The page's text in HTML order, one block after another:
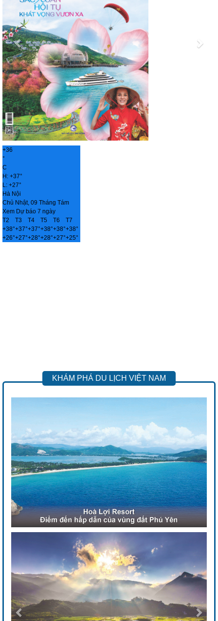
+36
°
C
H: +37°
L: +27°
Hà Nội
Chủ Nhật, 09 Tháng Tám
Xem Dự báo 7 ngày
T2
T3 T4 T5 T6
T7
+38°+37°+37°+38°+38°+38°
+26°+27°+28°+28°+27°+25°
KHÁM PHÁ DU LỊCH VIỆT NAM